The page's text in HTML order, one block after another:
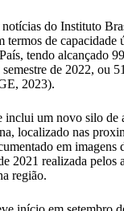
do Instituto
termos de capacidade
tendo alcançado
de 2022, ou
2023).
inclui um novo silo de
localizado nas
em imagens
2021 realizada pelos
região.